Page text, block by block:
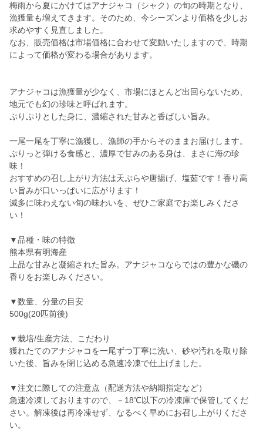
梅雨から夏にかけてはアナジャコ（シャク）の旬の時期となり、
漁獲量も増えてきます。そのため、今シーズンより価格を少しお
求めやすく見直しました。
なお、販売価格は市場価格に合わせて変動いたしますので、時期
によって価格が変わる場合があります。
アナジャコは漁獲量が少なく、市場にほとんど出回らないため、
地元でも幻の珍味と呼ばれます。
ぷりぷりとした身に、濃縮された甘みと香ばしい旨み。
一尾一尾を丁寧に漁獲し、漁師の手からそのままお届けします。
ぷりっと弾ける食感と、濃厚で甘みのある身は、まさに海の珍
味！
おすすめの召し上がり方法は天ぷらや唐揚げ、塩茹です！香り高
い旨みが口いっぱいに広がります！
滅多に味わえない旬の味わいを、ぜひご家庭でお楽しみくださ
い！
▼品種・味の特徴
熊本県有明海産
上品な甘みと凝縮された旨み。アナジャコならではの豊かな磯の
香りをお楽しみください。
▼数量、分量の目安
500g(20匹前後)
▼栽培/生産方法、こだわり
獲れたてのアナジャコを一尾ずつ丁寧に洗い、砂や汚れを取り除
いた後、旨みを閉じ込める急速冷凍で仕上げました。
▼注文に際しての注意点（配送方法や納期指定など）
急速冷凍しておりますので、－18℃以下の冷凍庫で保管してくだ
さい。解凍後は再冷凍せず、なるべく早めにお召し上がりくださ
い。